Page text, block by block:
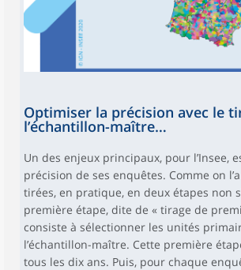
Optimiser la précision avec le
l’échantillon-maître…
Un des enjeux principaux, pour l’Insee,
précision de ses enquêtes. Comme on
tirées, en pratique, en deux étapes non
première étape, dite de « tirage de
consiste à sélectionner les unités
l’échantillon-maître. Cette première
tous les dix ans. Puis, pour chaque